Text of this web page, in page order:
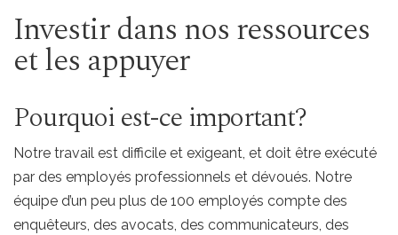
Investir dans nos ressources
et les appuyer
Pourquoi est-ce important?
Notre travail est difficile et exigeant, et doit être exécuté
par des employés professionnels et dévoués. Notre
équipe d’un peu plus de 100 employés compte des
enquêteurs, des avocats, des communicateurs, des